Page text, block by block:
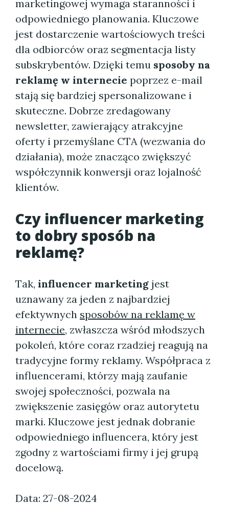
marketingowej wymaga staranności i
odpowiedniego planowania. Kluczowe
jest dostarczenie wartościowych treści
dla odbiorców oraz segmentacja listy
subskrybentów. Dzięki temu sposoby na
reklamę w internecie poprzez e-mail
stają się bardziej spersonalizowane i
skuteczne. Dobrze zredagowany
newsletter, zawierający atrakcyjne
oferty i przemyślane CTA (wezwania do
działania), może znacząco zwiększyć
współczynnik konwersji oraz lojalność
klientów.
Czy influencer marketing
to dobry sposób na
reklamę?
Tak, influencer marketing jest
uznawany za jeden z najbardziej
efektywnych sposobów na reklamę w
internecie, zwłaszcza wśród młodszych
pokoleń, które coraz rzadziej reagują na
tradycyjne formy reklamy. Współpraca z
influencerami, którzy mają zaufanie
swojej społeczności, pozwala na
zwiększenie zasięgów oraz autorytetu
marki. Kluczowe jest jednak dobranie
odpowiedniego influencera, który jest
zgodny z wartościami firmy i jej grupą
docelową.
Data: 27-08-2024